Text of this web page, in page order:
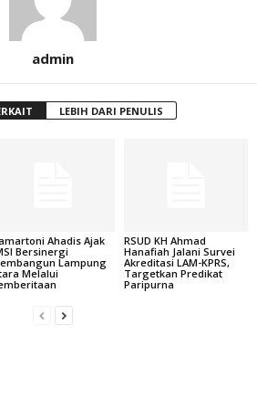
admin
LEBIH DARI PENULIS
Ahadis Ajak
Bersinergi
Lampung
Melalui
RSUD KH Ahmad
Hanafiah Jalani Survei
Akreditasi LAM-KPRS,
Targetkan Predikat
Paripurna